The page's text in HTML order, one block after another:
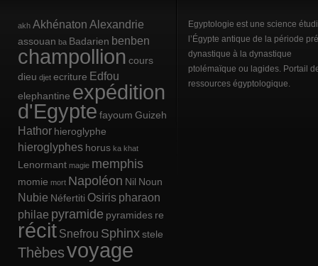
akh Akhénaton Alexandrie
assouan ba Badarien benben
champollion cours
dieu djet ecriture Edfou
elephantine expédition
d'Egyptefayoum Guizeh
Hathor hieroglyphe
hieroglyphes horus ka khat
Lenormant magie memphis
momie mort Napoléon Nil Noun
Nubie Néfertiti Osiris pharaon
philae pyramide pyramides re
récit Snefrou Sphinxstele
Thèbesvoyage
Egyptologie est une science
l’Égypte antique de la période
dynastique à la dynastique
ptolémaïque ou lagides. Portail
ressources égyptologique.